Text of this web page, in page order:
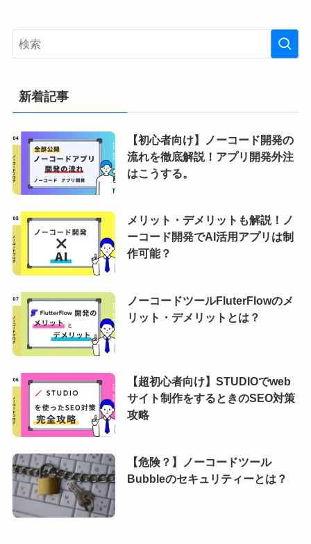
新着記事
【初心者向け】ノーコード開発の
流れを徹底解説！アプリ開発外注
はこうする。
メリット・デメリットも解説！ノ
ーコード開発でAI活用アプリは制
作可能？
ノーコードツールFluterFlowのメ
リット・デメリットとは？
【超初心者向け】STUDIOでweb
サイト制作をするときのSEO対策
攻略
【危険？】ノーコードツール
Bubbleのセキュリティーとは？